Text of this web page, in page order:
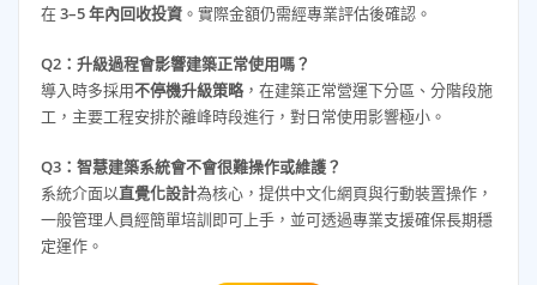
在3–5 年內回收投資。實際金額仍需經專業評估後確認。
Q2：升級過程會影響建築正常使用嗎？
導入時多採用不停機升級策略，在建築正常營運下分區、分階段施
工，主要工程安排於離峰時段進行，對日常使用影響極小。
Q3：智慧建築系統會不會很難操作或維護？
系統介面以直覺化設計為核心，提供中文化網頁與行動裝置操作，
一般管理人員經簡單培訓即可上手，並可透過專業支援確保長期穩
定運作。